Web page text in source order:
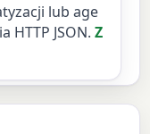
lub age
HTTP JSON. Z